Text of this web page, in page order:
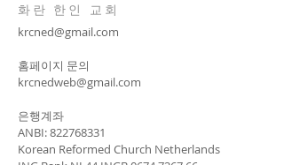
화란 한인 교회
krcned@gmail.com
​홈페이지 문의
krcnedweb@gmail.com
은행계좌
ANBI:822768331
Korean Reformed Church Netherlands